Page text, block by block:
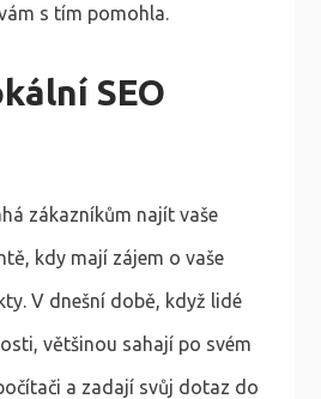
s tím pomohla.
SEO
zákazníkům najít vaše
kdy mají zájem o vaše
V dnešní době, když lidé
většinou sahají po svém
a zadají svůj dotaz do